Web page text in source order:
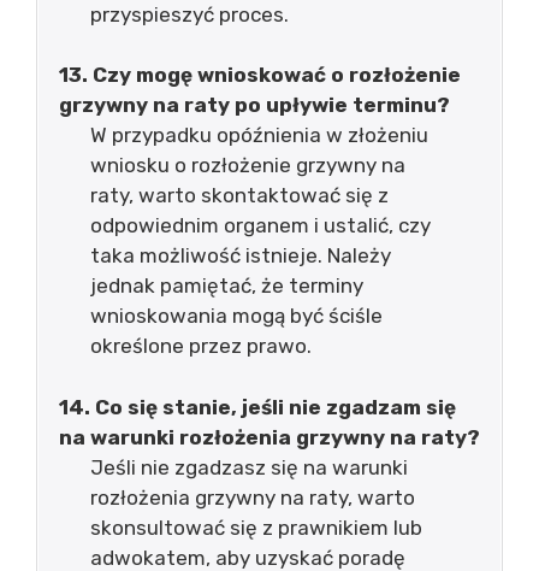
przyspieszyć proces.
13. Czy mogę wnioskować o rozłożenie
grzywny na raty po upływie terminu?
W przypadku opóźnienia w złożeniu
wniosku o rozłożenie grzywny na
raty, warto skontaktować się z
odpowiednim organem i ustalić, czy
taka możliwość istnieje. Należy
jednak pamiętać, że terminy
wnioskowania mogą być ściśle
określone przez prawo.
14. Co się stanie, jeśli nie zgadzam się
na warunki rozłożenia grzywny na raty?
Jeśli nie zgadzasz się na warunki
rozłożenia grzywny na raty, warto
skonsultować się z prawnikiem lub
adwokatem, aby uzyskać poradę